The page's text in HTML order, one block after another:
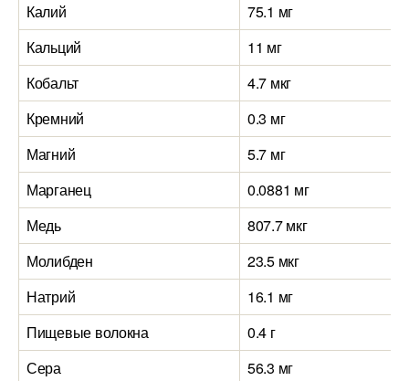
Калий
75.1 мг
Кальций
11 мг
Кобальт
4.7 мкг
Кремний
0.3 мг
Магний
5.7 мг
Марганец
0.0881 мг
Медь
807.7 мкг
Молибден
23.5 мкг
Натрий
16.1 мг
Пищевые волокна
0.4 г
Сера
56.3 мг